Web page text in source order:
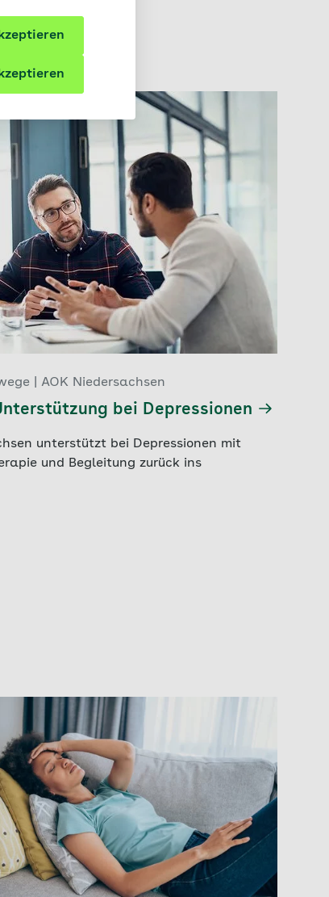
| AOK Niedersachsen
bei Depressionen
unterstützt bei Depressionen mit
und Begleitung zurück ins